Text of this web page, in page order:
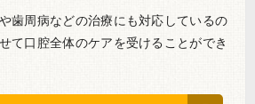
歯周病などの治療にも対応しているの
て口腔全体のケアを受けることができ